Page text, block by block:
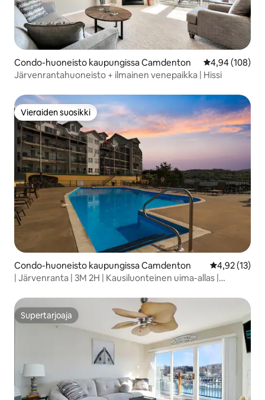
Condo-huoneisto kaupungissa Camdenton
4,94 (108)
Järvenrantahuoneisto + ilmainen venepaikka | Hissi
Vieraiden suosikki
Vieraiden suosikki
Condo-huoneisto kaupungissa Camdenton
4,92 (13)
| Järvenranta | 3M 2H | Kausiluonteinen uima-allas |
Supertarjoaja
Supertarjoaja